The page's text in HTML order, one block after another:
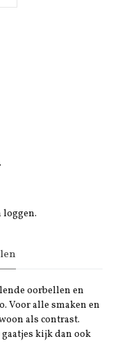
loggen.
oorbellen en
Voor alle smaken en
als contrast.
kijk dan ook